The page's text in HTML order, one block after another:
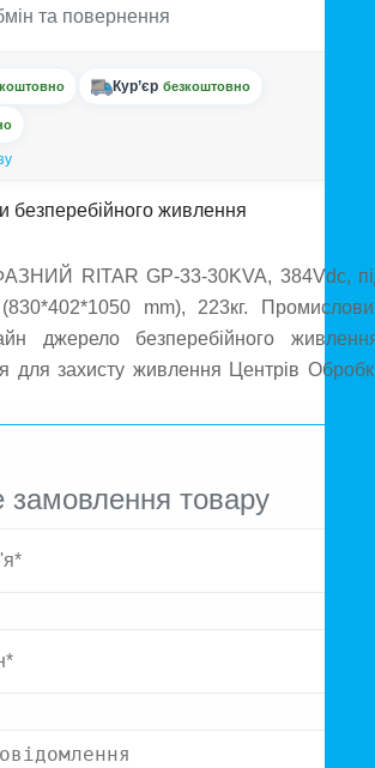
та повернення
Кур’єр безкоштовно
безперебійного живлення
RITAR GP-33-30KVA, 384Vdc,
mm), 223кг.
джерело безперебійного
для захисту живлення Центрів
підвищені вимоги до
Принцип роботи полягає
(double conversion)
напругу за допомогою
ONLine ДБЖ RITAR GP-33-30KVA:
• Широкий діапазон вхідної напруги
товару